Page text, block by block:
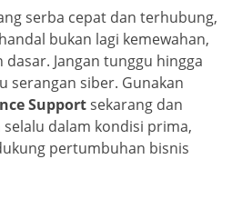
serba cepat dan terhubung,
bukan lagi kemewahan,
Jangan tunggu hingga
serangan siber. Gunakan
Supportsekarang dan
dalam kondisi prima,
pertumbuhan bisnis